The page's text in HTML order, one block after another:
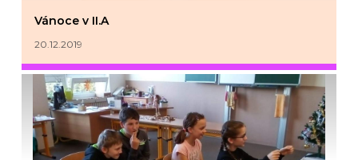
Vánoce v II.A
20.12.2019